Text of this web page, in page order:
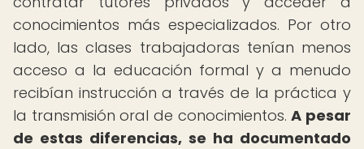
conocimientos más especializados. Por otro
lado, las clases trabajadoras tenían menos
acceso a la educación formal y a menudo
recibían instrucción a través de la práctica y
la transmisión oral de conocimientos.A pesar
de estas diferencias, se ha documentado